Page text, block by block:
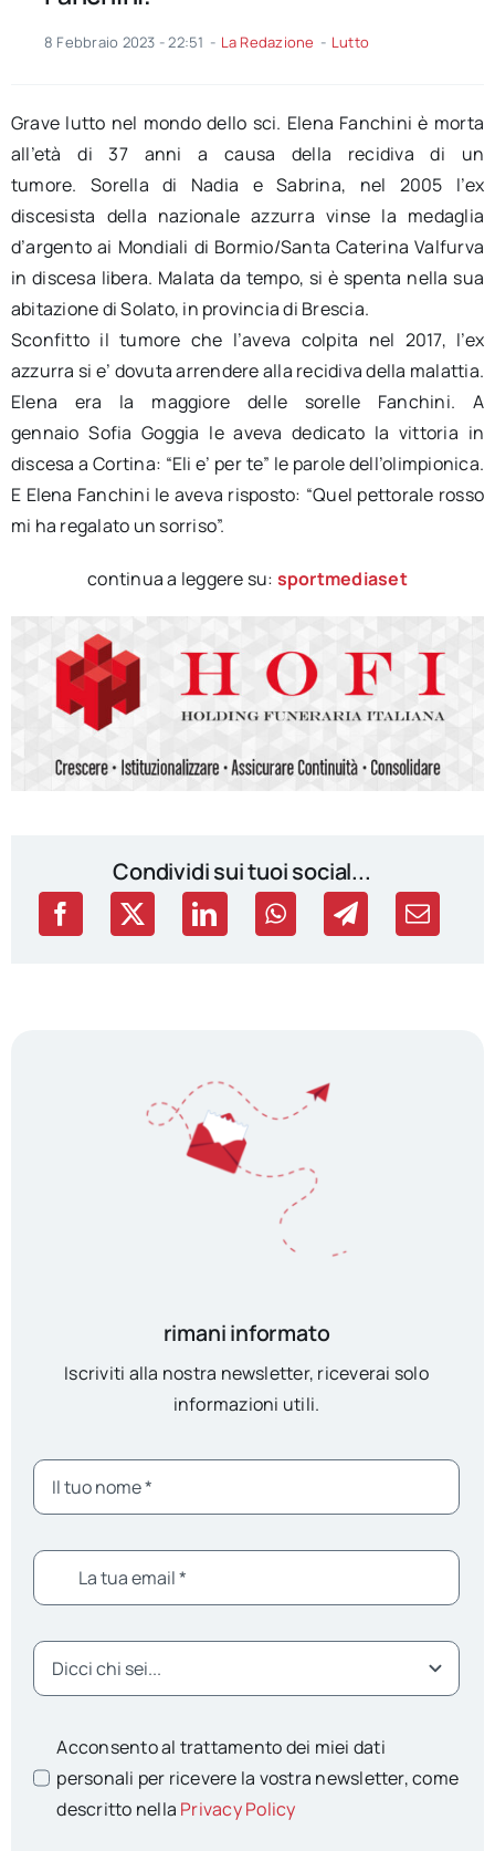
8 Febbraio 2023 - 22:51 - La Redazione - Lutto
Grave lutto nel mondo dello sci. Elena Fanchini è morta
all’età di 37 anni a causa della recidiva di un
tumore. Sorella di Nadia e Sabrina, nel 2005 l’ex
discesista della nazionale azzurra vinse la medaglia
d’argento ai Mondiali di Bormio/Santa Caterina Valfurva
in discesa libera. Malata da tempo, si è spenta nella sua
abitazione di Solato, in provincia di Brescia.
Sconfitto il tumore che l’aveva colpita nel 2017, l’ex
azzurra si e’ dovuta arrendere alla recidiva della malattia.
Elena era la maggiore delle sorelle Fanchini. A
gennaio Sofia Goggia le aveva dedicato la vittoria in
discesa a Cortina: “Eli e’ per te” le parole dell’olimpionica.
E Elena Fanchini le aveva risposto: “Quel pettorale rosso
mi ha regalato un sorriso”.
continua a leggere su: sportmediaset
Condividi sui tuoi social...
rimani informato
Iscriviti alla nostra newsletter, riceverai solo
informazioni utili.
Acconsento al trattamento dei miei dati
personali per ricevere la vostra newsletter, come
descritto nella Privacy Policy